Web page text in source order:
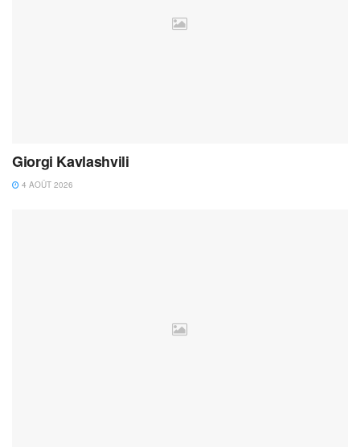
Giorgi Kavlashvili
4 AOÛT 2026